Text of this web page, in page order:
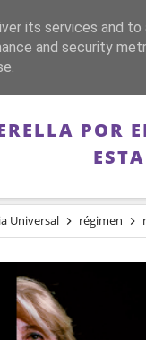
FRANQUISMO
POR
Universal régimen
its services and
and security